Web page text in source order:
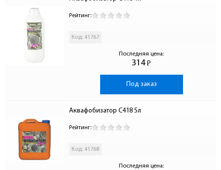
Рейтинг:
Код: 41767
Последняя цена:
314 Р
-
Под заказ
Аквафобизатор С418 5л
Рейтинг:
Код: 41768
Последняя цена: